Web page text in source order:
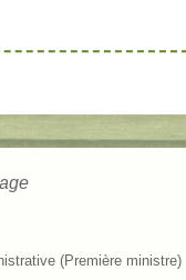
(Première ministre)